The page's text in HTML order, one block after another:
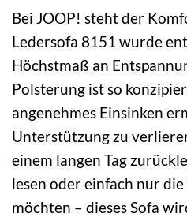
Bei JOOP! steht der
Ledersofa 8151 wurde
Höchstmaß an
Polsterung ist so
angenehmes Einsinken
Unterstützung zu
einem langen Tag
lesen oder einfach nur
möchten – dieses Sofa